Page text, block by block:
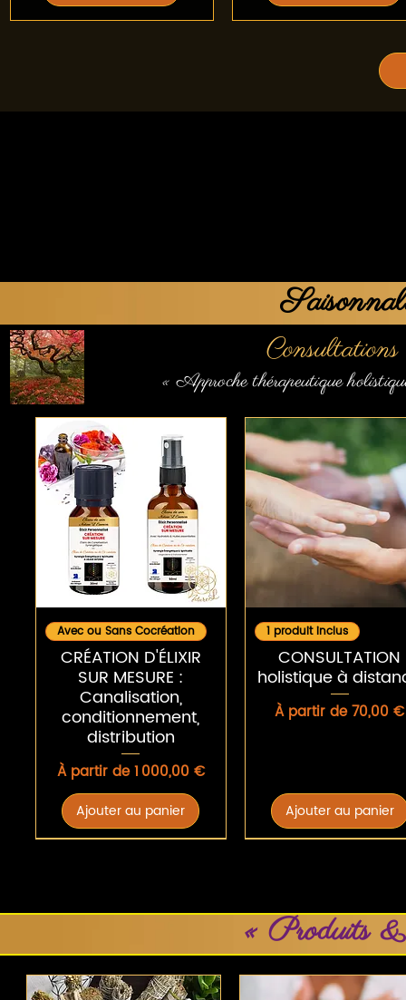
« Approche thérapeutique
Aperçu rapide
Avec ou Sans Cocréation
CRÉATION D'ÉLIXIR
SUR MESURE :
Canalisation,
conditionnement,
distribution
À partir de1 000,00 €
Prix promotionnel
Ajouter au panier
Aperçu rapide
1 produit inclus
CONSULTATION
holistique à
À partir de70,00 €
Prix promotionnel
Ajouter au panier
« Produits